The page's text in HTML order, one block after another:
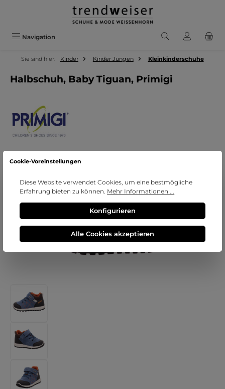
Zum Hauptinhalt springen
Navigation
Sie sind hier: Kinder Kinder Jungen Kleinkinderschuhe
Halbschuh, Baby Tiguan, Primigi
Cookie-Voreinstellungen
Diese Website verwendet Cookies, um eine bestmögliche
Erfahrung bieten zu können. Mehr Informationen ...
Konfigurieren
Alle Cookies akzeptieren